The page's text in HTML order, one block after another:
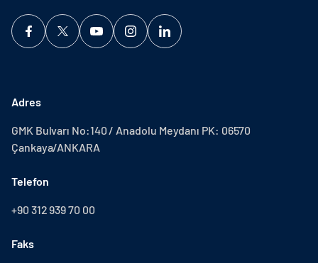
Adres
GMK Bulvarı No:140 / Anadolu Meydanı PK: 06570
Çankaya/ANKARA
Telefon
+90 312 939 70 00
Faks